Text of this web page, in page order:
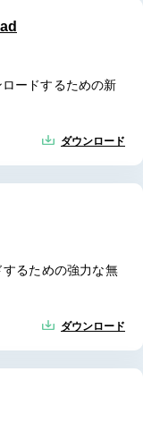
ードするための新
ダウンロード
るための強力な無
ダウンロード